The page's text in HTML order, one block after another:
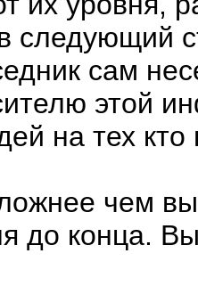
следующий
сам
этой
на тех
чем
до конца.